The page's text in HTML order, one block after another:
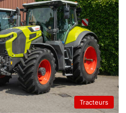
Tracteurs